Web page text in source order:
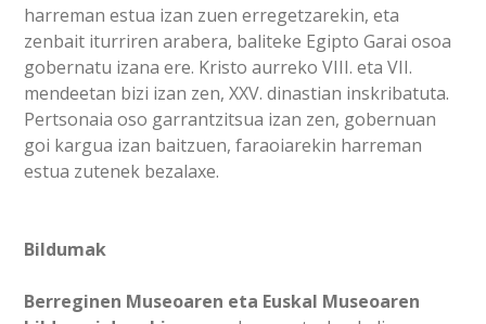
harreman estua izan zuen erregetzarekin, eta
zenbait iturriren arabera, baliteke Egipto Garai osoa
gobernatu izana ere. Kristo aurreko VIII. eta VII.
mendeetan bizi izan zen, XXV. dinastian inskribatuta.
Pertsonaia oso garrantzitsua izan zen, gobernuan
goi kargua izan baitzuen, faraoiarekin harreman
estua zutenek bezalaxe.
Bildumak
Berreginen Museoaren eta Euskal Museoaren